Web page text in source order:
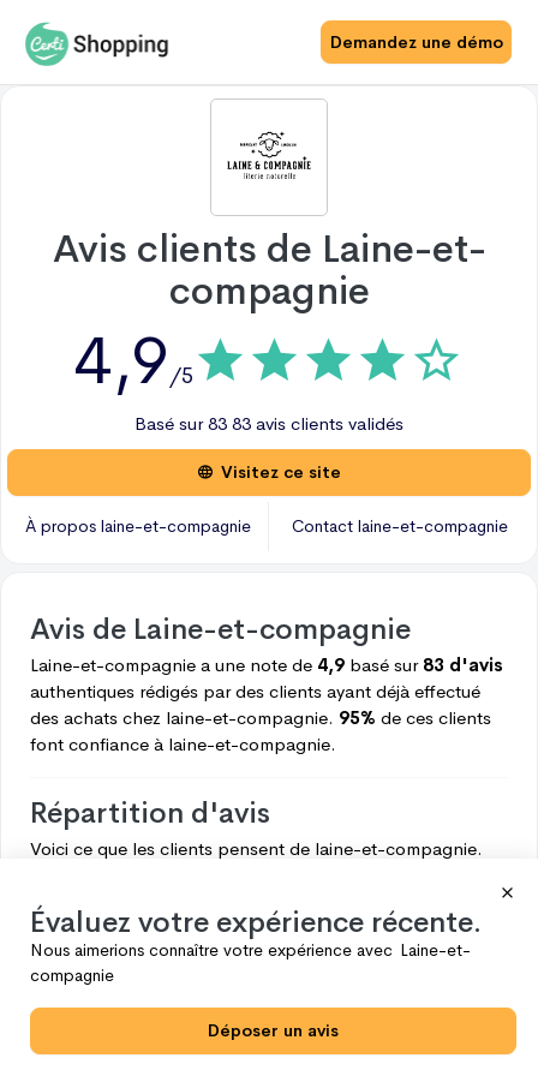
Demandez une démo
Avis clients de Laine-et-
compagnie
4,9 /5
Basé sur83 83 avis clients validés
Visitez ce site
À propos laine-et-compagnie Contact laine-et-compagnie
Avis de Laine-et-compagnie
Laine-et-compagnie a une note de 4,9 basé sur 83 d'avis
authentiques rédigés par des clients ayant déjà effectué
des achats chez laine-et-compagnie. 95% de ces clients
font confiance à laine-et-compagnie.
Répartition d'avis
Voici ce que les clients pensent de laine-et-compagnie.
79
4
3
2 0
Évaluez votre expérience récente.
Nous aimerions connaître votre expérience avec Laine-et-
compagnie
Déposer un avis